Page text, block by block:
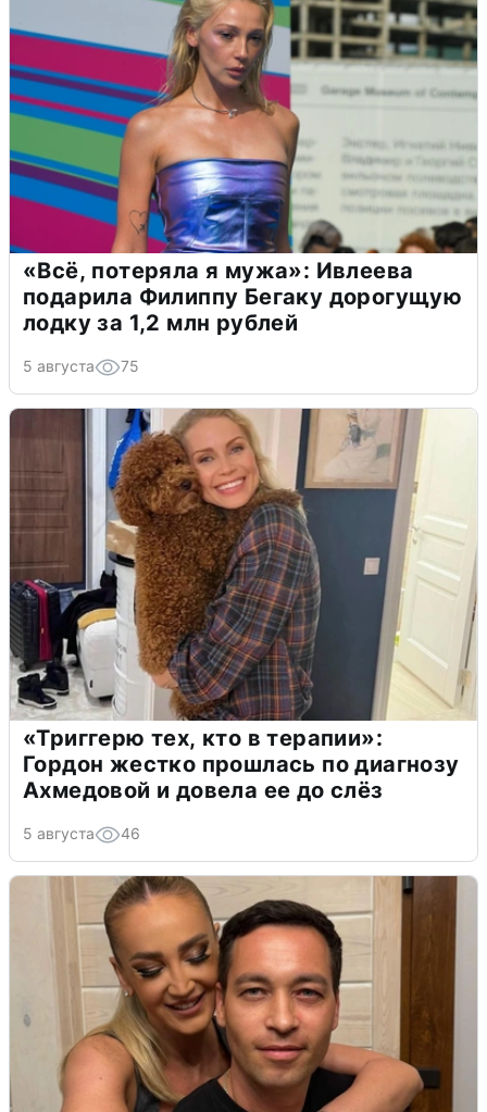
«Всё, потеряла я мужа»: Ивлеева
подарила Филиппу Бегаку дорогущую
лодку за 1,2 млн рублей
5 августа 75
«Триггерю тех, кто в терапии»:
Гордон жестко прошлась по диагнозу
Ахмедовой и довела ее до слёз
5 августа 46